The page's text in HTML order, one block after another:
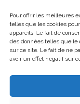
Pour offrir les meilleures
telles que les cookies
appareils. Le fait de
des données telles que le
sur ce site. Le fait de ne
avoir un effet négatif sur
Tous droits réservés @2019
| Centre de prévention de la
radicalisation menant à la
(CPRMV)